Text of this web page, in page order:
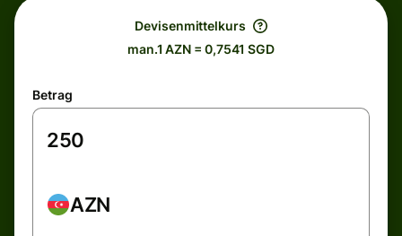
Devisenmittelkurs
man.1 AZN = 0,7541 SGD
Betrag
AZN